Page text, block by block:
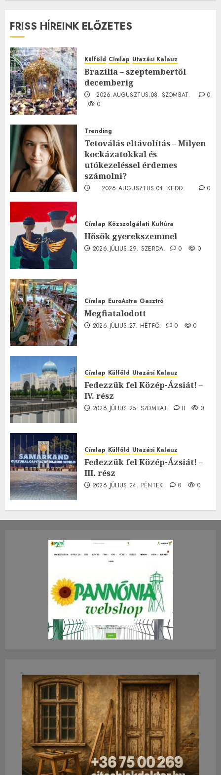
FRISS HÍREINK ELŐZETES
Külföld Címlap Utazási Kalauz
Brazília – szeptembertől
decemberig
2026.AUGUSZTUS.08. SZOMBAT.
0
0
Trending
Tetoválás eltávolítás – Milyen
kockázatokkal és
utókezeléssel érdemes
számolni?
2026.AUGUSZTUS.04. KEDD.
0
Címlap Közszolgálati Kultúra
Hősök gyerekszemmel
2026.JÚLIUS.29. SZERDA. 0 0
Címlap EuroAstra Gasztró
Megfiatalodott
2026.JÚLIUS.27. HÉTFŐ. 0 0
Címlap Külföld Utazási Kalauz
Fedezzük fel Közép-Ázsiát! –
IV. rész
2026.JÚLIUS.25. SZOMBAT. 0 0
Címlap Külföld Utazási Kalauz
Fedezzük fel Közép-Ázsiát! –
III. rész
2026.JÚLIUS.24. PÉNTEK. 0 0